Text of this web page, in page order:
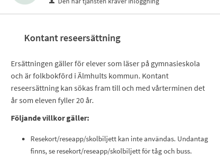
Kontant reseersättning
Ersättningen gäller för elever som läser på gymnasieskola
och är folkbokförd i Älmhults kommun. Kontant
reseersättning kan sökas fram till och med vårterminen det
år som eleven fyller 20 år.
Följande villkor gäller:
Resekort/reseapp/skolbiljett kan inte användas. Undantag
finns, se resekort/reseapp/skolbiljett för tåg och buss.